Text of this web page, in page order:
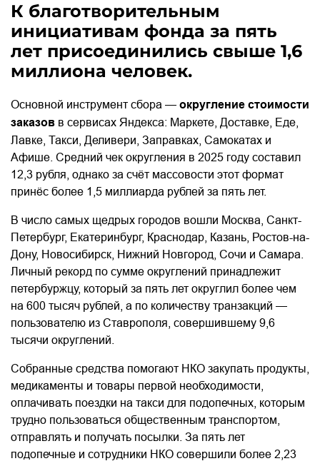
К благотворительным
инициативам фонда за пять
лет присоединились свыше 1,6
миллиона человек.
Основной инструмент сбора — округление стоимости
заказов в сервисах Яндекса: Маркете, Доставке, Еде,
Лавке, Такси, Деливери, Заправках, Самокатах и
Афише. Средний чек округления в 2025 году составил
12,3 рубля, однако за счёт массовости этот формат
принёс более 1,5 миллиарда рублей за пять лет.
В число самых щедрых городов вошли Москва, Санкт-
Петербург, Екатеринбург, Краснодар, Казань, Ростов-на-
Дону, Новосибирск, Нижний Новгород, Сочи и Самара.
Личный рекорд по сумме округлений принадлежит
петербуржцу, который за пять лет округлил более чем
на 600 тысяч рублей, а по количеству транзакций —
пользователю из Ставрополя, совершившему 9,6
тысячи округлений.
Собранные средства помогают НКО закупать продукты,
медикаменты и товары первой необходимости,
оплачивать поездки на такси для подопечных, которым
трудно пользоваться общественным транспортом,
отправлять и получать посылки. За пять лет
подопечные и сотрудники НКО совершили более 2,23